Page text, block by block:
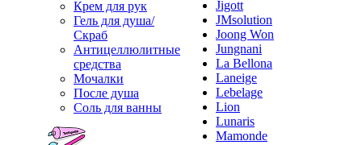
Крем для рук
Гель для душа/
Скраб
Антицеллюлитные
средства
Мочалки
После душа
Соль для ванны
Jigott
JMsolution
Joong Won
Jungnani
La Bellona
Laneige
Lebelage
Lion
Lunaris
Mamonde